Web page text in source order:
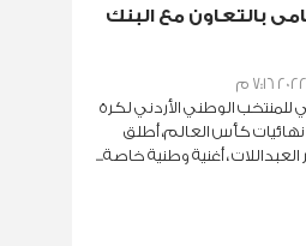
بالتعاون مع البنك
للمنتخب الوطني الأردني لكرة
كأس العالم، أطلق
، أغنية وطنية خاصة...